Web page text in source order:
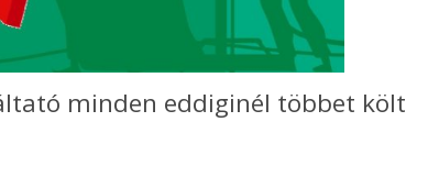
minden eddiginél többet költ